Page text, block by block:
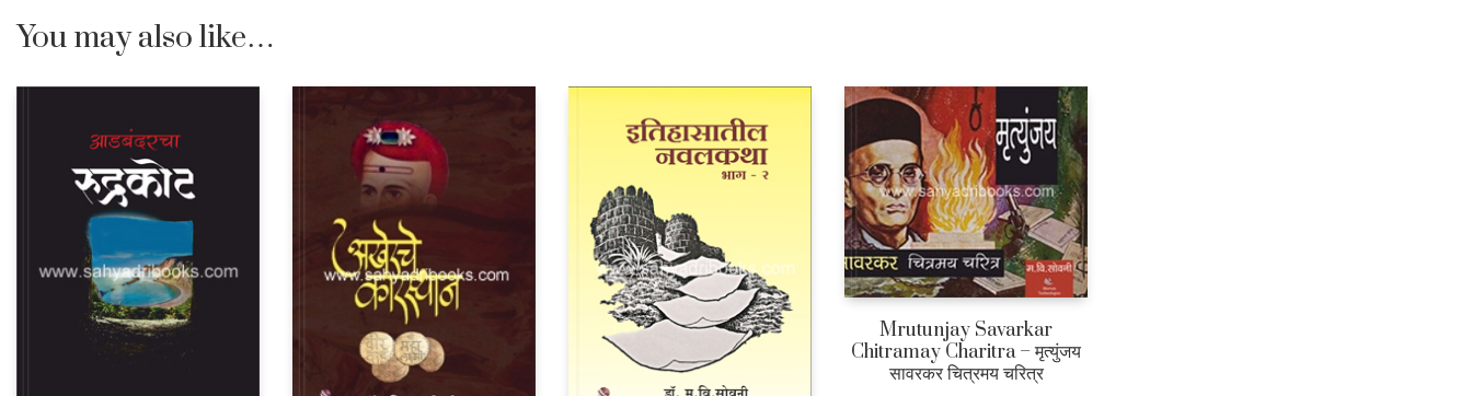
You may also like…
Mrutunjay Savarkar
Chitramay Charitra – मृत्युंजय
सावरकर चित्रमय चरित्र